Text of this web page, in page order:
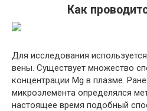
Как
Для исследования
вены. Существует множество
концентрации Mg в плазме.
микроэлемента определялся
настоящее время подобный